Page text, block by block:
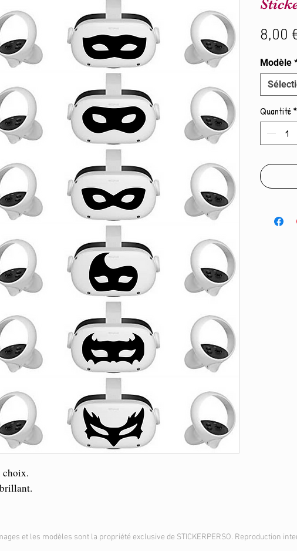
choix.
8,00
Modèle
Quantité*
et les modèles sont la propriété exclusive de STICKERPERSO. Reproduction